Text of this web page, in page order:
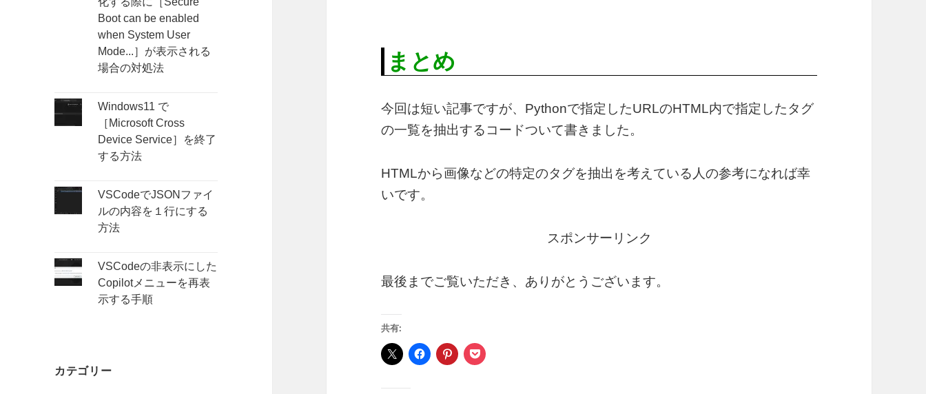
Boot can be enabled
when System User
Mode...］が表示される
場合の対処法
Windows11 で
［Microsoft Cross
Device Service］を終了
する方法
VSCodeでJSONファイ
ルの内容を１行にする
方法
VSCodeの非表示にした
Copilotメニューを再表
示する手順
カテゴリー
まとめ
今回は短い記事ですが、Pythonで指定したURLのHTML内で指定したタグ
の一覧を抽出するコードついて書きました。
HTMLから画像などの特定のタグを抽出を考えている人の参考になれば幸
いです。
スポンサーリンク
最後までご覧いただき、ありがとうございます。
共有: